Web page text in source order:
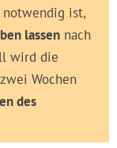
ist,
lassen nach
wird die
Wochen
des